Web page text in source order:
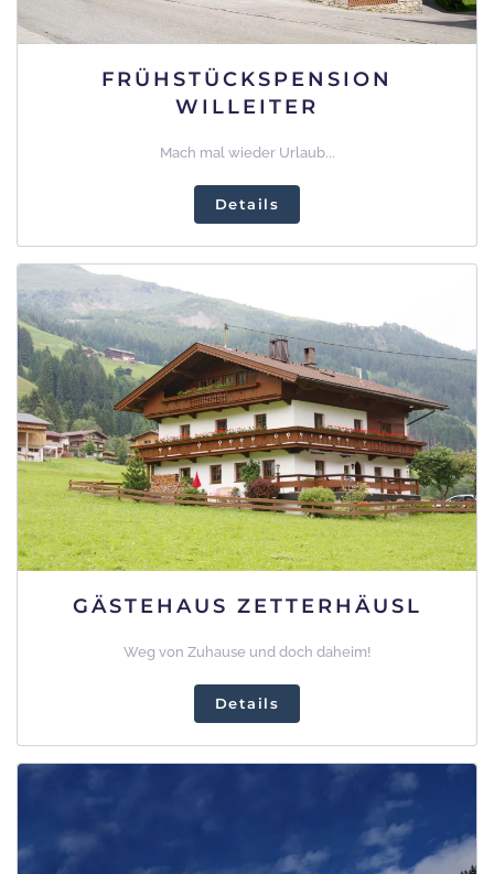
FRÜHSTÜCKSPENSION
WILLEITER
Mach mal wieder Urlaub...
Details
GÄSTEHAUS ZETTERHÄUSL
Weg von Zuhause und doch daheim!
Details